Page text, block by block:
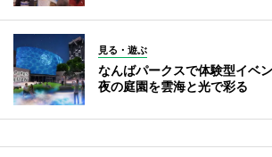
見る・遊ぶ
なんばパークスで体験型イベ
夜の庭園を雲海と光で彩る